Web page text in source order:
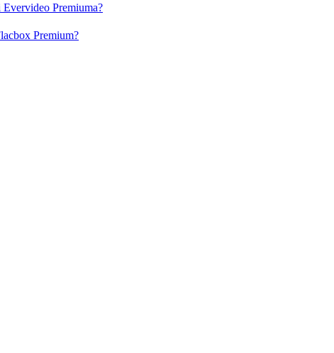
Premiuma?
Premium?